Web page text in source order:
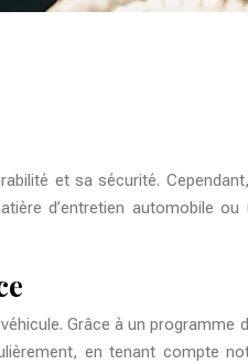
et sa sécurité.
d’entretien automobile
Grâce à un programme
en tenant compte